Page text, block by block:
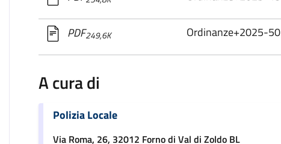
PDF249,6K Ordinanze+2025-50
A cura di
Polizia Locale
Via Roma, 26, 32012 Forno di Val di Zoldo BL